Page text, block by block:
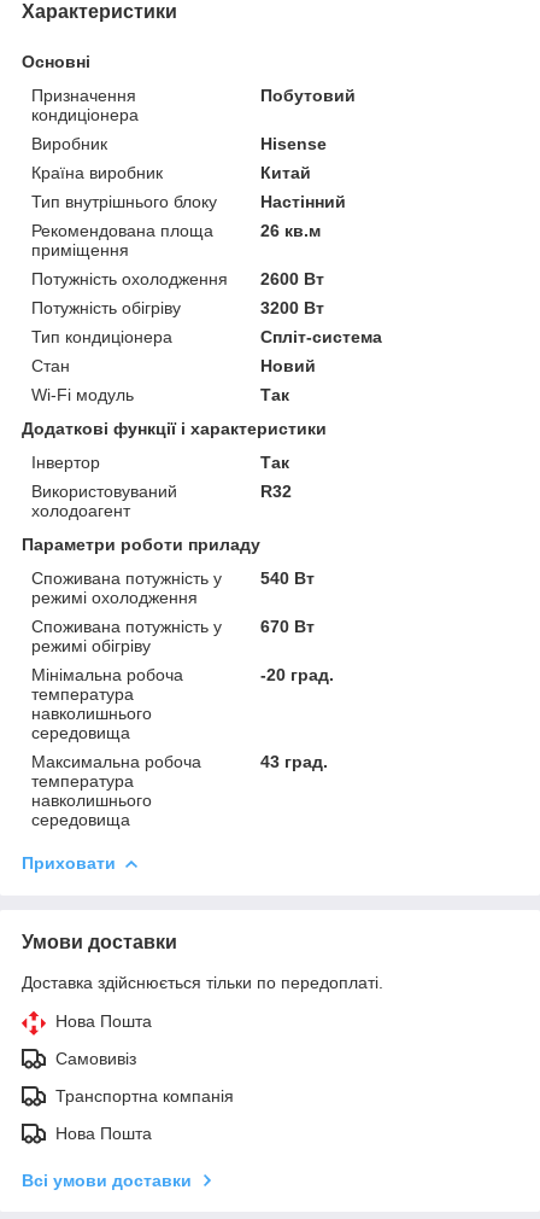
Характеристики
Основні
Призначення
кондиціонера
Побутовий
Виробник
Hisense
Країна виробник
Китай
Тип внутрішнього блоку
Настінний
Рекомендована площа
приміщення
26 кв.м
Потужність охолодження
2600 Вт
Потужність обігріву
3200 Вт
Тип кондиціонера
Спліт-система
Стан
Новий
Wi-Fi модуль
Так
Додаткові функції і характеристики
Інвертор
Так
Використовуваний
холодоагент
R32
Параметри роботи приладу
Споживана потужність у
режимі охолодження
540 Вт
Споживана потужність у
режимі обігріву
670 Вт
Мінімальна робоча
температура
навколишнього
середовища
-20 град.
Максимальна робоча
температура
навколишнього
середовища
43 град.
Приховати
Умови доставки
Доставка здійснюється тільки по передоплаті.
Нова Пошта
Самовивіз
Транспортна компанія
Нова Пошта
Всі умови доставки